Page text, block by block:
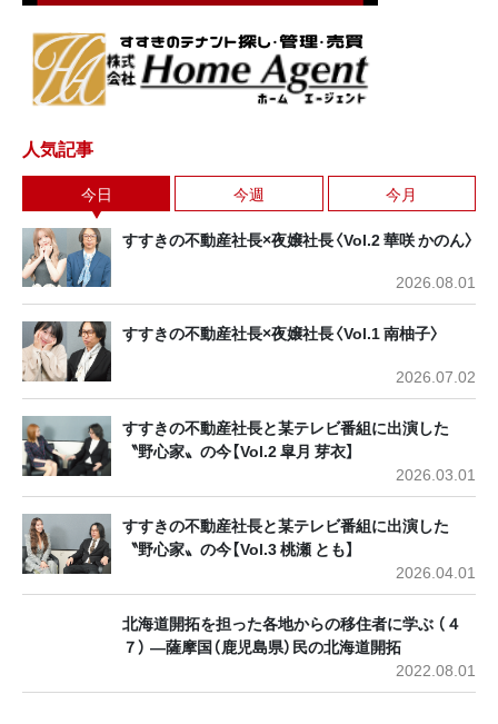
人気記事
今日 今週 今月
すすきの不動産社長×夜嬢社長〈Vol.2 華咲 かのん〉
2026.08.01
すすきの不動産社長×夜嬢社長〈Vol.1 南柚子〉
2026.07.02
すすきの不動産社長と某テレビ番組に出演した
〝野心家〟の今【Vol.2 皐月 芽衣】
2026.03.01
すすきの不動産社長と某テレビ番組に出演した
〝野心家〟の今【Vol.3 桃瀬 とも】
2026.04.01
北海道開拓を担った各地からの移住者に学ぶ （４
７） ―薩摩国（鹿児島県）民の北海道開拓
2022.08.01